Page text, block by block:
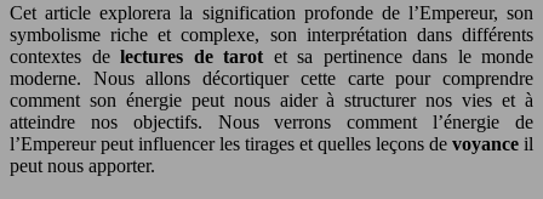
Cet article explorera la signification profonde de l’Empereur, son
symbolisme riche et complexe, son interprétation dans différents
contextes de lectures de tarot et sa pertinence dans le monde
moderne. Nous allons décortiquer cette carte pour comprendre
comment son énergie peut nous aider à structurer nos vies et à
atteindre nos objectifs. Nous verrons comment l’énergie de
l’Empereur peut influencer les tirages et quelles leçons de voyance il
peut nous apporter.